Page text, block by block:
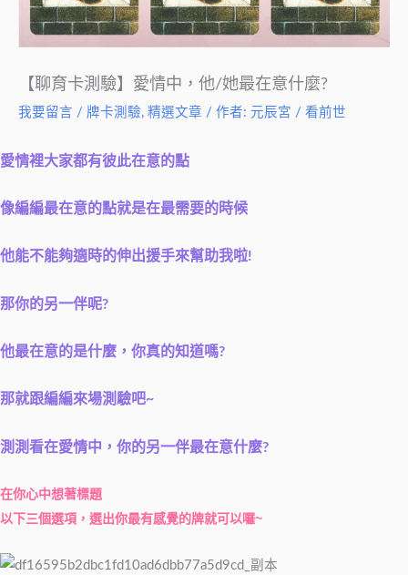
【聊育卡測驗】愛情中，他/她最在意什麼?
我要留言 / 牌卡測驗, 精選文章 / 作者: 元辰宮 / 看前世
愛情裡大家都有彼此在意的點
像編編最在意的點就是在最需要的時候
他能不能夠適時的伸出援手來幫助我啦!
那你的另一伴呢?
他最在意的是什麼，你真的知道嗎?
那就跟編編來場測驗吧~
測測看在愛情中，你的另一伴最在意什麼?
在你心中想著標題
以下三個選項，選出你最有感覺的牌就可以囉~